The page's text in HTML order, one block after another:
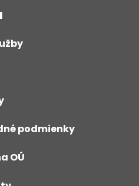
podmienky
OÚ